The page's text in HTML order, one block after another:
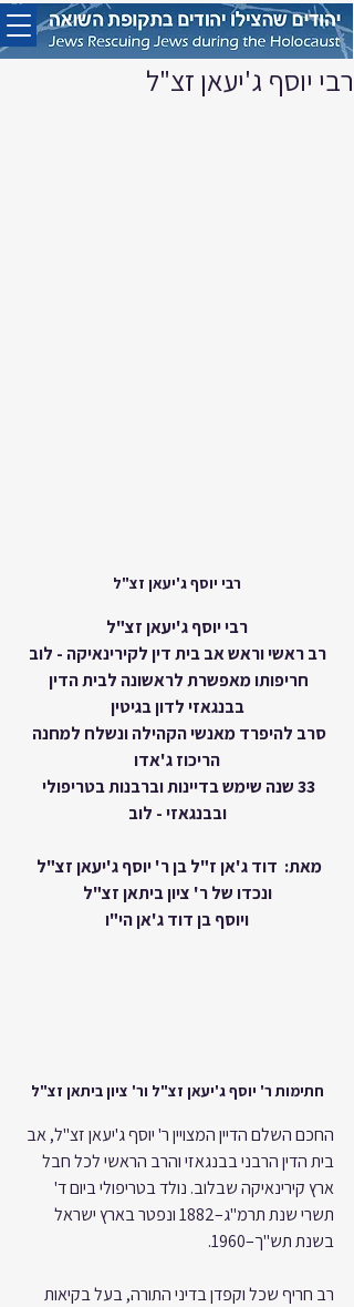
רבי יוסף ג'יעאן זצ"ל
רבי יוסף ג'יעאן זצ"ל
רבי יוסף ג'יעאן זצ"ל
רב ראשי וראש אב בית דין לקירינאיקה - לוב
חריפותו מאפשרת לראשונה לבית הדין
בבנגאזי לדון בגיטין
סרב להיפרד מאנשי הקהילה ונשלח למחנה
הריכוז ג'אדו
33 שנה שימש בדיינות וברבנות בטריפולי
ובבנגאזי - לוב
מאת:  דוד ג'אן ז"ל בן ר' יוסף ג'יעאן זצ"ל
ונכדו של ר' ציון ביתאן זצ"ל
ויוסף בן דוד ג'אן הי"ו
חתימות ר' יוסף ג'יעאן זצ"ל ור' ציון ביתאן זצ"ל
החכם השלם הדיין המצויין ר' יוסף ג'יעאן זצ"ל, אב
בית הדין הרבני בבנגאזי והרב הראשי לכל חבל
ארץ קירינאיקה שבלוב. נולד בטריפולי ביום ד'
תשרי שנת תרמ"ג–1882 ונפטר בארץ ישראל
בשנת תש"ך–1960.
רב חריף שכל וקפדן בדיני התורה, בעל בקיאות